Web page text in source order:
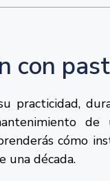
con
practicidad,
de
cómo
una década.